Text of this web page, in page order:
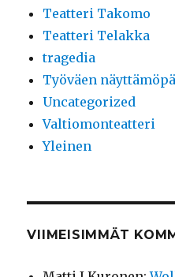
Teatteri Takomo
Teatteri Telakka
tragedia
Työväen
Uncategorized
Valtiomonteatteri
Yleinen
VIIMEISIMMÄT